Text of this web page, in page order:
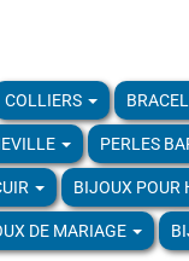
COLLIERS
PERLES
BIJOUX POUR
DE MARIAGE